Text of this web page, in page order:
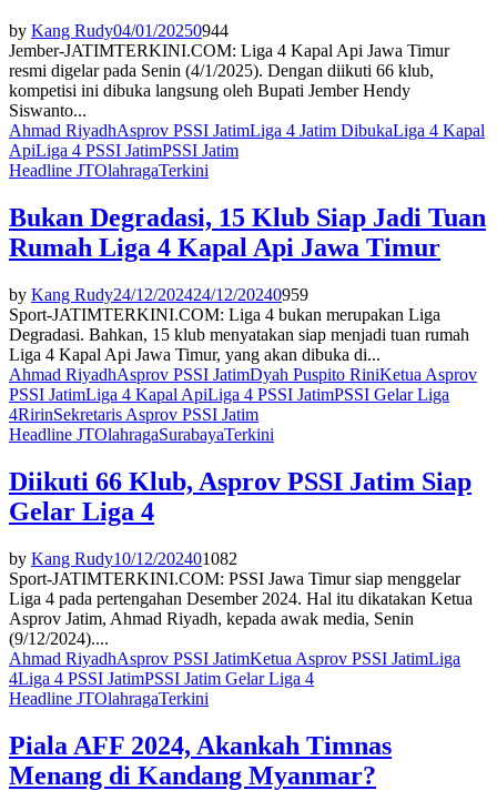
by Kang Rudy04/01/20250944
Jember-JATIMTERKINI.COM: Liga 4 Kapal Api Jawa Timur
resmi digelar pada Senin (4/1/2025). Dengan diikuti 66 klub,
kompetisi ini dibuka langsung oleh Bupati Jember Hendy
Siswanto...
Ahmad RiyadhAsprov PSSI JatimLiga 4 Jatim DibukaLiga 4 Kapal
ApiLiga 4 PSSI JatimPSSI Jatim
Headline JTOlahragaTerkini
Bukan Degradasi, 15 Klub Siap Jadi Tuan
Rumah Liga 4 Kapal Api Jawa Timur
by Kang Rudy24/12/202424/12/20240959
Sport-JATIMTERKINI.COM: Liga 4 bukan merupakan Liga
Degradasi. Bahkan, 15 klub menyatakan siap menjadi tuan rumah
Liga 4 Kapal Api Jawa Timur, yang akan dibuka di...
Ahmad RiyadhAsprov PSSI JatimDyah Puspito RiniKetua Asprov
PSSI JatimLiga 4 Kapal ApiLiga 4 PSSI JatimPSSI Gelar Liga
4RirinSekretaris Asprov PSSI Jatim
Headline JTOlahragaSurabayaTerkini
Diikuti 66 Klub, Asprov PSSI Jatim Siap
Gelar Liga 4
by Kang Rudy10/12/202401082
Sport-JATIMTERKINI.COM: PSSI Jawa Timur siap menggelar
Liga 4 pada pertengahan Desember 2024. Hal itu dikatakan Ketua
Asprov Jatim, Ahmad Riyadh, kepada awak media, Senin
(9/12/2024)....
Ahmad RiyadhAsprov PSSI JatimKetua Asprov PSSI JatimLiga
4Liga 4 PSSI JatimPSSI Jatim Gelar Liga 4
Headline JTOlahragaTerkini
Piala AFF 2024, Akankah Timnas
Menang di Kandang Myanmar?